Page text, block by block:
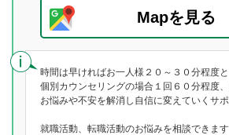
Mapを見る
時間は早ければお一人様２０～３０分程度と
個別カウンセリングの場合１回６０分程度
お悩みや不安を解消し自信に変えていくサポ
就職活動、転職活動のお悩みを相談できま